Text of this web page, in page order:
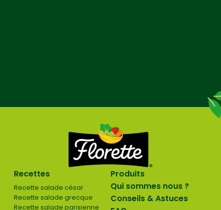
Recettes
Recette salade césar
Recette salade grecque
Recette salade parisienne
Produits
Qui sommes nous ?
Conseils & Astuces